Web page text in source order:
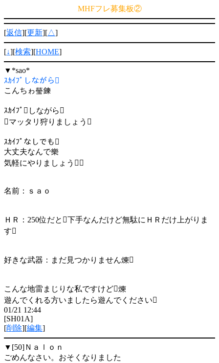
MHFフレ募集板②
[返信][更新][△]
[↓][検索][HOME]
▼ *sao*
ｽｶｲﾌﾟしながら
こんちゎ瑩鍊
ｽｶｲﾌﾟしながら
マッタリ狩りましょう
ｽｶｲﾌﾟなしでも
大丈夫なんで樂
気軽にやりましょう
名前：ｓａｏ
ＨＲ：250位だと下手なんだけど無駄にＨＲだけ上がりま
す
好きな武器：まだ見つかりません煉
こんな地雷まじりな私ですけど煉
遊んでくれる方いましたら遊んでください
01/21 12:44
[SH01A]
[削除][編集]
▼[50] Ｎａｌｏｎ
ごめんなさい。おそくなりました